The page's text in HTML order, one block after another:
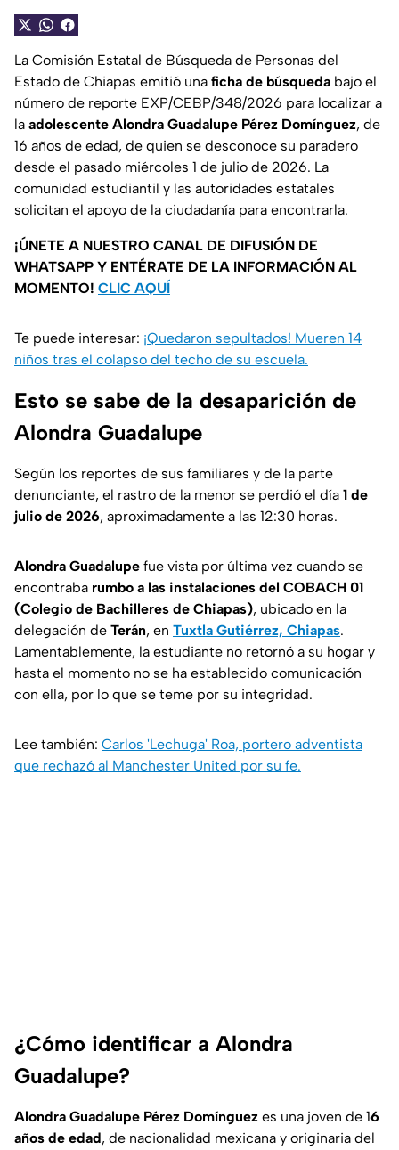
La Comisión Estatal de Búsqueda de Personas del
Estado de Chiapas emitió una ficha de búsqueda bajo el
número de reporte EXP/CEBP/348/2026 para localizar a
la adolescente Alondra Guadalupe Pérez Domínguez, de
16 años de edad, de quien se desconoce su paradero
desde el pasado miércoles 1 de julio de 2026. La
comunidad estudiantil y las autoridades estatales
solicitan el apoyo de la ciudadanía para encontrarla.
¡ÚNETE A NUESTRO CANAL DE DIFUSIÓN DE
WHATSAPP Y ENTÉRATE DE LA INFORMACIÓN AL
MOMENTO! CLIC AQUÍ
Te puede interesar: ¡Quedaron sepultados! Mueren 14
niños tras el colapso del techo de su escuela.
Esto se sabe de la desaparición de
Alondra Guadalupe
Según los reportes de sus familiares y de la parte
denunciante, el rastro de la menor se perdió el día 1 de
julio de 2026, aproximadamente a las 12:30 horas.
Alondra Guadalupe fue vista por última vez cuando se
encontraba rumbo a las instalaciones del COBACH 01
(Colegio de Bachilleres de Chiapas), ubicado en la
delegación de Terán, en Tuxtla Gutiérrez, Chiapas.
Lamentablemente, la estudiante no retornó a su hogar y
hasta el momento no se ha establecido comunicación
con ella, por lo que se teme por su integridad.
Lee también: Carlos 'Lechuga' Roa, portero adventista
que rechazó al Manchester United por su fe.
¿Cómo identificar a Alondra
Guadalupe?
Alondra Guadalupe Pérez Domínguez es una joven de 16
años de edad, de nacionalidad mexicana y originaria del